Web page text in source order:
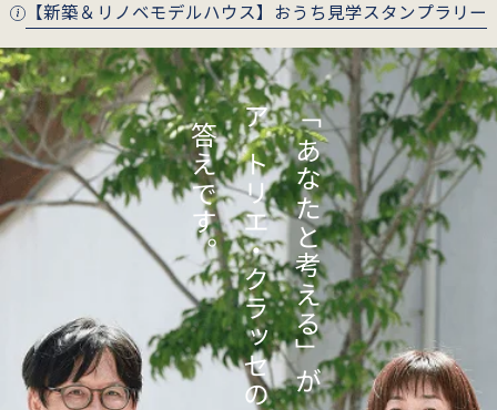
【新築＆リノベモデルハウス】おうち見学スタンプラリー
「あなたと考える」が
アトリエ・クラッセの
答えです。